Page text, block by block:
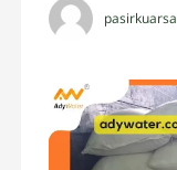
pasirkuarsa